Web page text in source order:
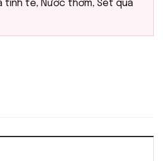
tinh tế, Nước thơm, Set quà